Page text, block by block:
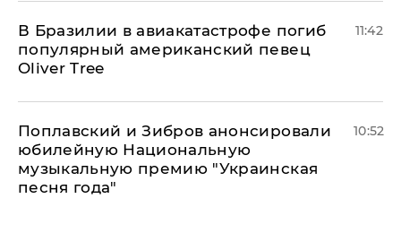
В Бразилии в авиакатастрофе погиб
популярный американский певец
Oliver Tree
11:42
Поплавский и Зибров анонсировали
юбилейную Национальную
музыкальную премию "Украинская
песня года"
10:52